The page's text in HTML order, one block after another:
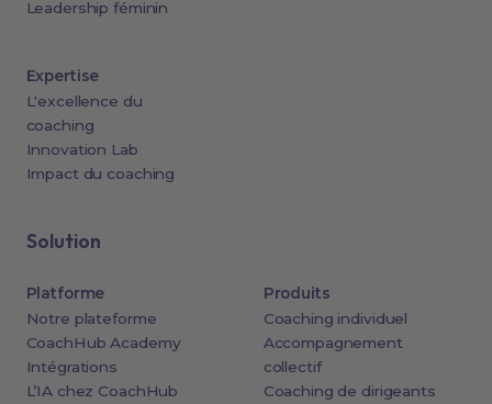
Leadership féminin
Expertise
L'excellence du
coaching
Innovation Lab
Impact du coaching
Solution
Platforme
Notre plateforme
CoachHub Academy
Intégrations
L’IA chez CoachHub
Produits
Coaching individuel
Accompagnement
collectif
Coaching de dirigeants